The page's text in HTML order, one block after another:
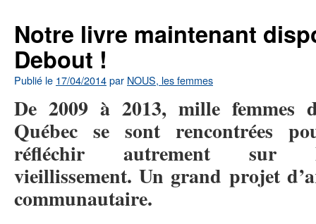
Notre livre maintenant
Debout !
Publié le 17/04/2014par NOUS, les femmes
De 2009 à 2013, mille femmes
Québec se sont rencontrées
réfléchir autrement sur
vieillissement. Un grand projet
communautaire.